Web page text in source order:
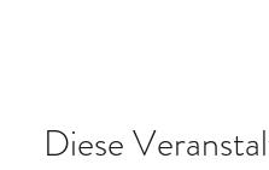
Diese